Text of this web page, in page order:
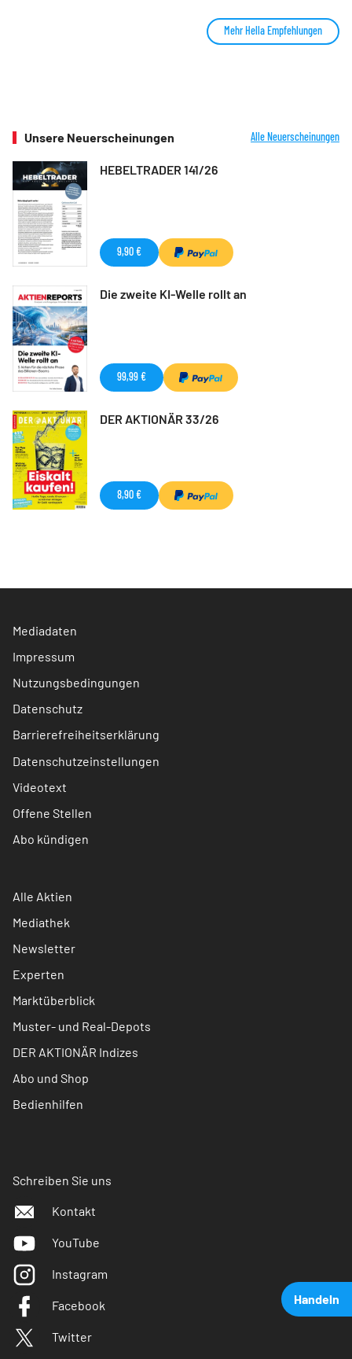
Handeln
Mehr Hella Empfehlungen
Unsere Neuerscheinungen Alle Neuerscheinungen
HEBELTRADER 141/26
9,90 €
Die zweite KI-Welle rollt an
99,99 €
DER AKTIONÄR 33/26
8,90 €
Mediadaten
Impressum
Nutzungsbedingungen
Datenschutz
Barrierefreiheitserklärung
Datenschutzeinstellungen
Videotext
Offene Stellen
Abo kündigen
Alle Aktien
Mediathek
Newsletter
Experten
Marktüberblick
Muster- und Real-Depots
DER AKTIONÄR Indizes
Abo und Shop
Bedienhilfen
Schreiben Sie uns
Kontakt
YouTube
Instagram
Facebook
Twitter